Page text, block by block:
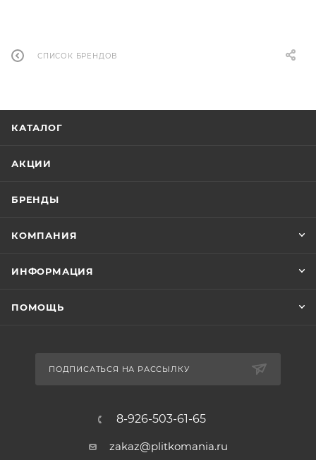
СПИСОК БРЕНДОВ
КАТАЛОГ
АКЦИИ
БРЕНДЫ
КОМПАНИЯ
ИНФОРМАЦИЯ
ПОМОЩЬ
ПОДПИСАТЬСЯ НА РАССЫЛКУ
8-926-503-61-65
zakaz@plitkomania.ru